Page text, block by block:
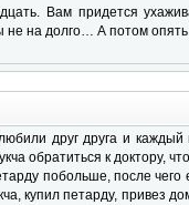
Вам придется
на долго… А потом
друг друга и
обратиться к доктору,
побольше, после
купил петарду, привез